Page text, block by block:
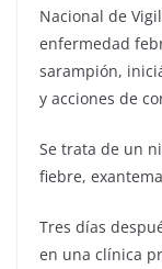
Nacional de
enfermedad
sarampión,
y acciones de
Se trata de un
fiebre,
Tres días
en una clínica